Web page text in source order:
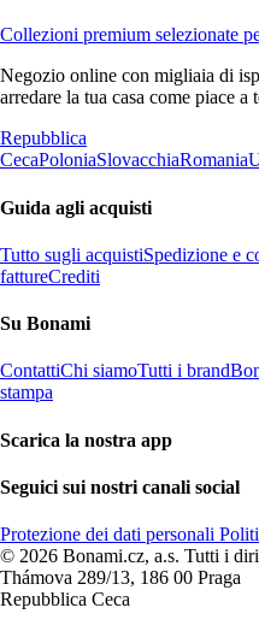
Collezioni premium selezionate
Negozio online con migliaia di
arredare la tua casa come piace a
Repubblica
CecaPoloniaSlovacchiaRomania
Guida agli acquisti
Tutto sugli acquistiSpedizione e
fattureCrediti
Su Bonami
ContattiChi siamoTutti i brand
stampa
Scarica la nostra app
Seguici sui nostri canali social
Protezione dei dati personali
© 2026 Bonami.cz, a.s. Tutti i
Thámova 289/13, 186 00 Praga
Repubblica Ceca